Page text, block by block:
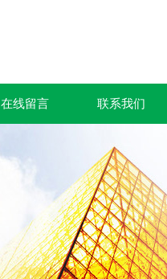
在线留言 联系我们